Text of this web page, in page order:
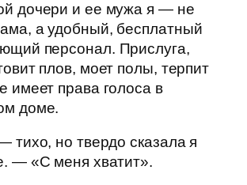
дочери и ее мужа я — не
а удобный, бесплатный
персонал. Прислуга,
плов, моет полы, терпит
имеет права голоса в
доме.
тихо, но твердо сказала я
— «С меня хватит».